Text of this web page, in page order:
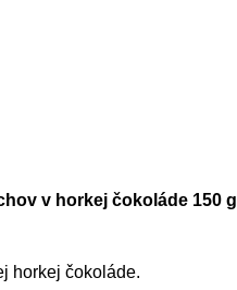
orechov v horkej čokoláde 150 g
horkej čokoláde.